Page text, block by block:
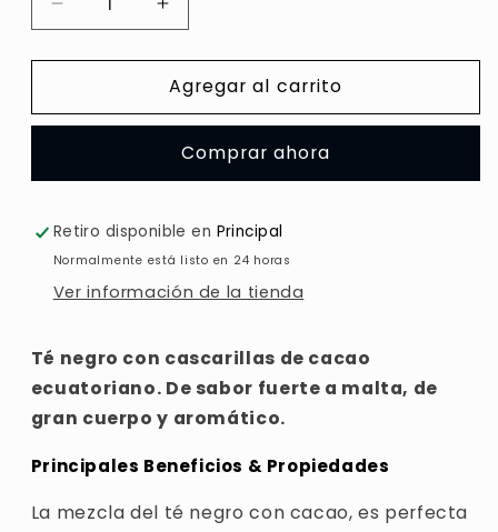
Reducir
cantidad
para
Té
Cacao
Aumentar
cantidad
para
CAUTIVO,
Té
con
Cacao
Agregar al carrito
Comprar ahora
Retiro disponible en Principal
Normalmente está listo en 24 horas
Ver información de la tienda
Té negro con cascarillas de cacao
ecuatoriano. De sabor fuerte a malta, de
gran cuerpo y aromático.
Principales Beneficios & Propiedades
La mezcla del té negro con cacao, es perfecta